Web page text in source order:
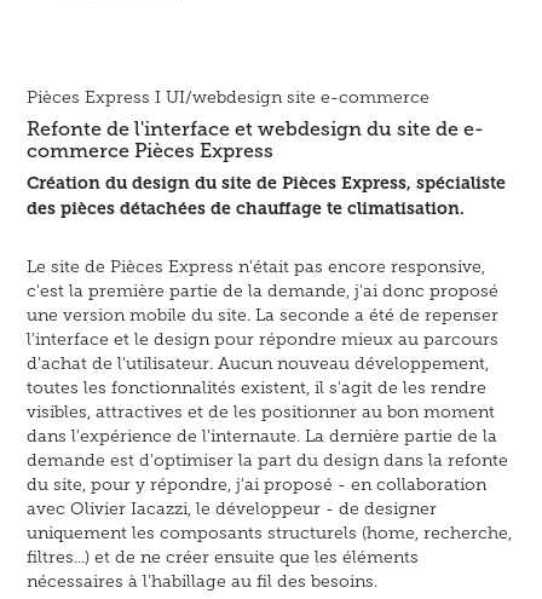
Pièces ExpressI UI/webdesign site e-commerce
Refonte de l'interface et webdesign du site de e-
commerce Pièces Express
Création du design du site de Pièces Express, spécialiste
des pièces détachées de chauffage te climatisation.
Le site de Pièces Express n'était pas encore responsive,
c'est la première partie de la demande, j'ai donc proposé
une version mobile du site. La seconde a été de repenser
l'interface et le design pour répondre mieux au parcours
d'achat de l'utilisateur. Aucun nouveau développement,
toutes les fonctionnalités existent, il s'agit de les rendre
visibles, attractives et de les positionner au bon moment
dans l'expérience de l'internaute. La dernière partie de la
demande est d'optimiser la part du design dans la refonte
du site, pour y répondre, j'ai proposé - en collaboration
avec Olivier Iacazzi, le développeur - de designer
uniquement les composants structurels (home, recherche,
filtres...) et de ne créer ensuite que les éléments
nécessaires à l'habillage au fil des besoins.